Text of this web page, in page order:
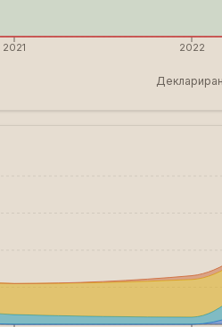
2021 2022